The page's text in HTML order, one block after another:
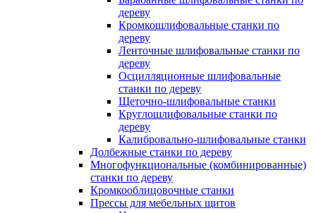
дереву
Кромкошлифовальные станки по
дереву
Ленточные шлифовальные станки по
дереву
Осцилляционные шлифовальные
станки по дереву
Щеточно-шлифовальные станки
Круглошлифовальные станки по
дереву
Калибровально-шлифовальные станки
Долбежные станки по дереву
Многофункциональные (комбинированные)
станки по дереву
Кромкооблицовочные станки
Прессы для мебельных щитов